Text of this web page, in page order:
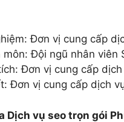
Đơn vị cung cấp
môn: Đội ngũ nhân viên
Đơn vị cung cấp
Đơn vị cung cấp dịch
Dịch vụ seo trọn gói